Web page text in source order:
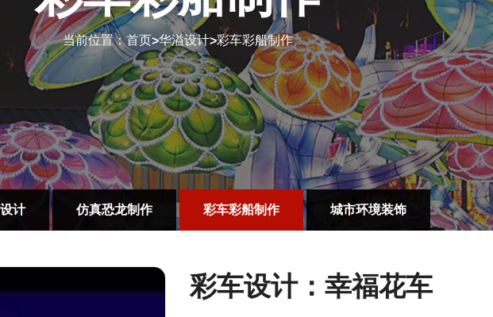
当前位置：首页>华溢设计>彩车彩船制作
计 仿真恐龙制作 彩车彩船制作 城市环境装饰
彩车设计：幸福花车